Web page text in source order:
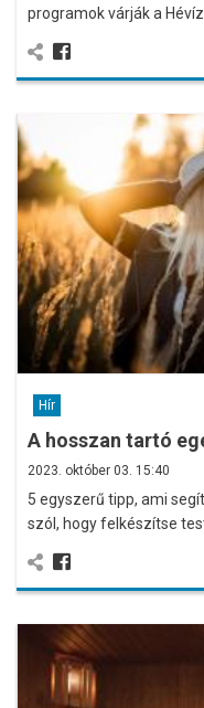
programok várják a
Hír
A hosszan tartó
2023. október 03. 15:40
5 egyszerű tipp, ami
szól, hogy felkészítse